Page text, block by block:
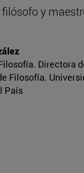
y
Directora
Filosofía.
País